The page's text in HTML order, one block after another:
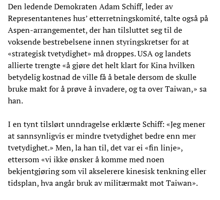
Den ledende Demokraten Adam Schiff, leder av
Representantenes hus’ etterretningskomité, talte også på
Aspen-arrangementet, der han tilsluttet seg til de
voksende bestrebelsene innen styringskretser for at
«strategisk tvetydighet» må droppes. USA og landets
allierte trengte «å gjøre det helt klart for Kina hvilken
betydelig kostnad de ville få å betale dersom de skulle
bruke makt for å prøve å invadere, og ta over Taiwan,» sa
han.
I en tynt tilslørt unndragelse erklærte Schiff: «Jeg mener
at sannsynligvis er mindre tvetydighet bedre enn mer
tvetydighet.» Men, la han til, det var ei «fin linje»,
ettersom «vi ikke ønsker å komme med noen
bekjentgjøring som vil akselerere kinesisk tenkning eller
tidsplan, hva angår bruk av militærmakt mot Taiwan».